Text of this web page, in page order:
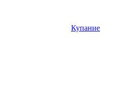
Купание